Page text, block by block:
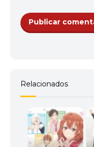
Relacionados